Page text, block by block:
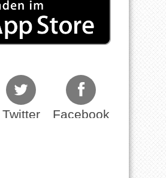
Twitter Facebook